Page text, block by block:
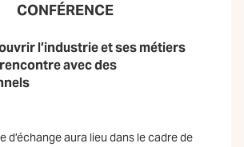
CONFÉRENCE
l’industrie et ses métiers
avec des
d’échange aura lieu dans le cadre de